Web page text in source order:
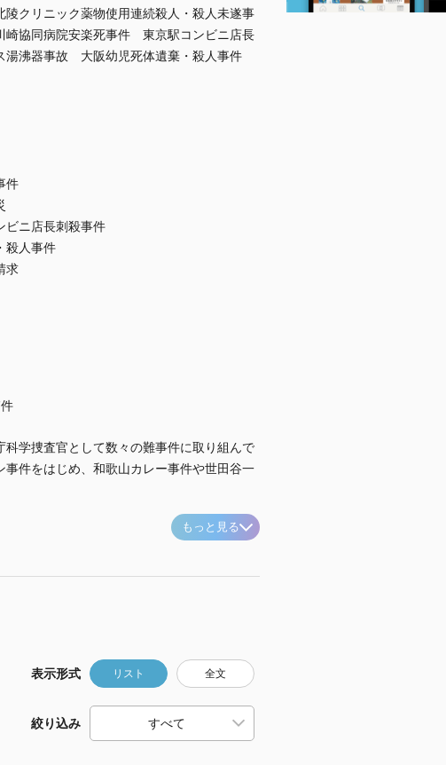
クリニック薬物使用連続殺人・殺人未遂事
協同病院安楽死事件 東京駅コンビニ店長
沸器事故 大阪幼児死体遺棄・殺人事件
件
ニ店長刺殺事件
殺人事件
求
件
学捜査官として数々の難事件に取り組んで
件をはじめ、和歌山カレー事件や世田谷一
もっと見る
表示形式 リスト 全文
絞り込み